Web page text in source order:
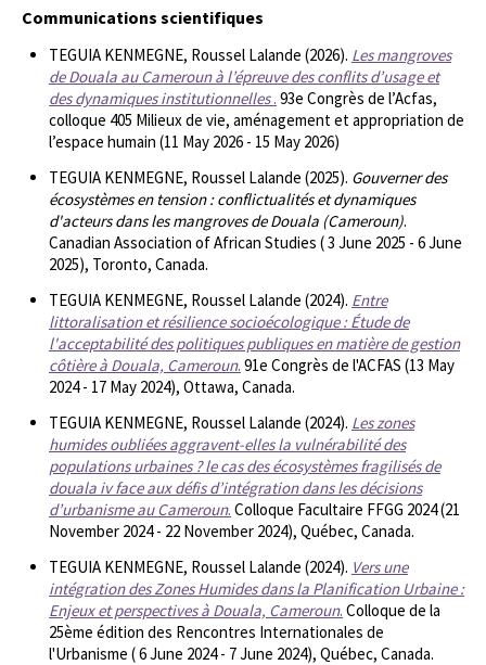
Communications scientifiques
TEGUIA KENMEGNE, Roussel Lalande (2026). Les mangroves
de Douala au Cameroun à l’épreuve des conflits d’usage et
des dynamiques institutionnelles. 93e Congrès de l’Acfas,
colloque 405 Milieux de vie, aménagement et appropriation de
l’espace humain (11 May 2026 - 15 May 2026)
TEGUIA KENMEGNE, Roussel Lalande (2025). Gouverner des
écosystèmes en tension : conflictualités et dynamiques
d'acteurs dans les mangroves de Douala (Cameroun).
Canadian Association of African Studies ( 3 June 2025 - 6 June
2025), Toronto, Canada.
TEGUIA KENMEGNE, Roussel Lalande (2024). Entre
littoralisation et résilience socioécologique : Étude de
l'acceptabilité des politiques publiques en matière de gestion
côtière à Douala, Cameroun. 91e Congrès de l'ACFAS (13 May
2024 - 17 May 2024), Ottawa, Canada.
TEGUIA KENMEGNE, Roussel Lalande (2024). Les zones
humides oubliées aggravent-elles la vulnérabilité des
populations urbaines ? le cas des écosystèmes fragilisés de
douala iv face aux défis d’intégration dans les décisions
d’urbanisme au Cameroun. Colloque Facultaire FFGG 2024 (21
November 2024 - 22 November 2024), Québec, Canada.
TEGUIA KENMEGNE, Roussel Lalande (2024). Vers une
intégration des Zones Humides dans la Planification Urbaine :
Enjeux et perspectives à Douala, Cameroun. Colloque de la
25ème édition des Rencontres Internationales de
l'Urbanisme ( 6 June 2024 - 7 June 2024), Québec, Canada.